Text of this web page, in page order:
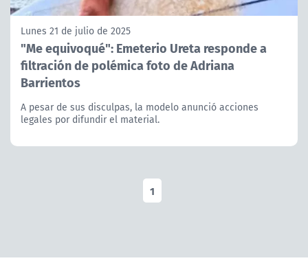
Lunes 21 de julio de 2025
"Me equivoqué": Emeterio Ureta responde a
filtración de polémica foto de Adriana
Barrientos
A pesar de sus disculpas, la modelo anunció acciones
legales por difundir el material.
1